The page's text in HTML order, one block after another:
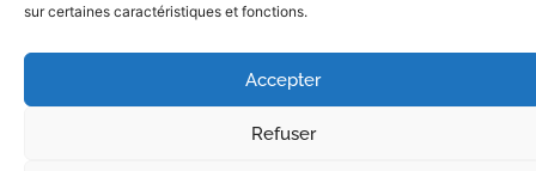
sur certaines caractéristiques et fonctions.
Accepter
Refuser